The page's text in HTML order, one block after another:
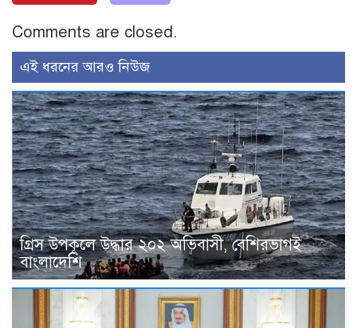
Comments are closed.
এই ধরনের আরও নিউজ
গ্রিস উপকূলে উদ্ধার ২০২ অভিবাসী, বেশিরভাগই
বাংলাদেশি